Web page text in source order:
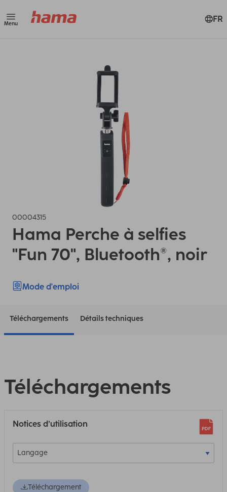
Menu FR
00004315
Hama Perche à selfies
"Fun 70", Bluetooth®, noir
Mode d'emploi
Téléchargements Détails techniques
Téléchargements
Notices d’utilisation
Téléchargement